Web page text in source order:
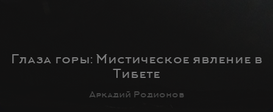
Глаза горы: Мистическое явление в
Тибете
Аркадий Родионов